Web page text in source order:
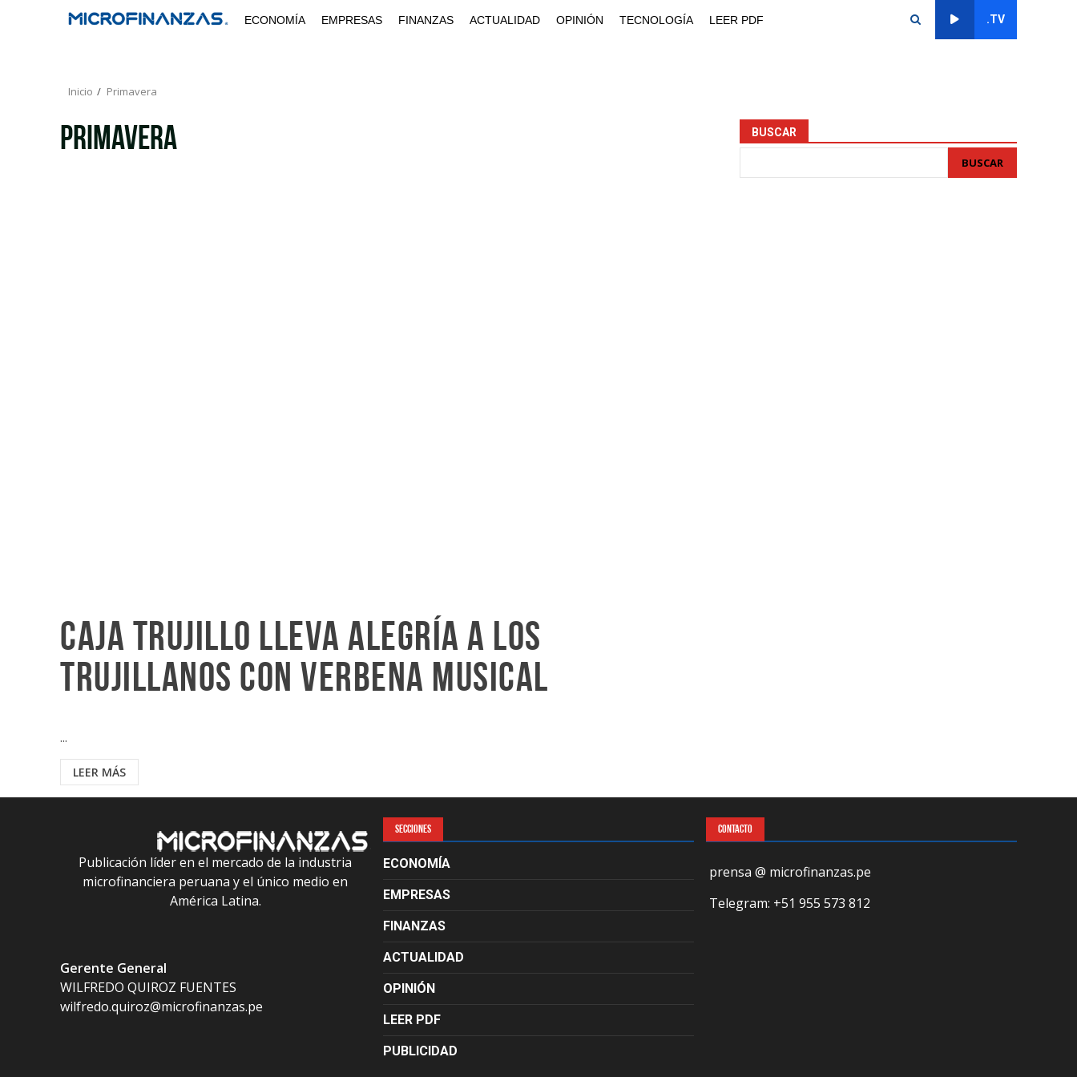
ECONOMÍA EMPRESAS FINANZAS ACTUALIDAD OPINIÓN TECNOLOGÍA LEER PDF .TV
Inicio Primavera
Primavera
Caja Trujillo lleva alegría a los
trujillanos con verbena musical
...
LEER MÁS
BUSCAR
BUSCAR
Publicación líder en el mercado de la industria
microfinanciera peruana y el único medio en
América Latina.
Gerente General
WILFREDO QUIROZ FUENTES
wilfredo.quiroz@microfinanzas.pe
SECCIONES
ECONOMÍA
EMPRESAS
FINANZAS
ACTUALIDAD
OPINIÓN
LEER PDF
PUBLICIDAD
CONTACTO
prensa @ microfinanzas.pe
Telegram: +51 955 573 812